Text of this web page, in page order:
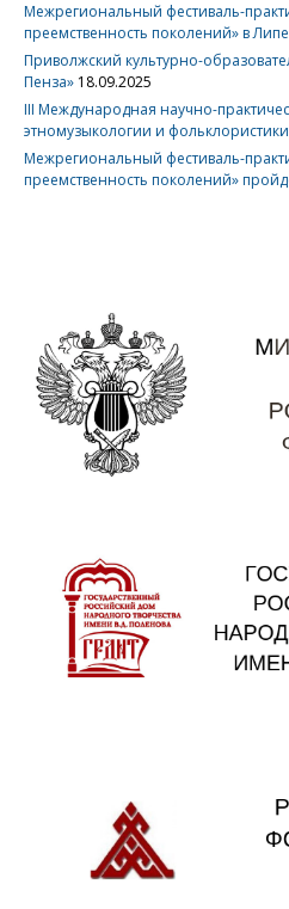
Межрегиональный фестиваль-
преемственность поколений» в
Приволжский культурно-
Пенза» 18.09.2025
III Международная научно-
этномузыкологии и
Межрегиональный фестиваль-
преемственность поколений»